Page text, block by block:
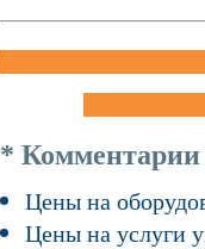
* Комментарии
Цены на
Цены на услуги